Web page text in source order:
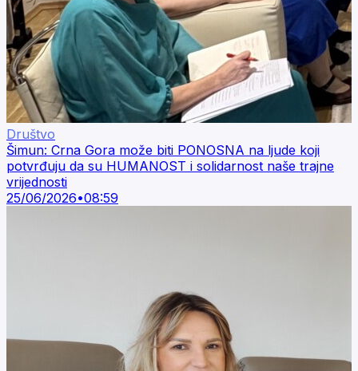
Društvo
Šimun: Crna Gora može biti PONOSNA na ljude koji
potvrđuju da su HUMANOST i solidarnost naše trajne
vrijednosti
25/06/2026•08:59